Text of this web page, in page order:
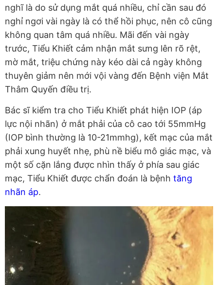
nghĩ là do sử dụng mắt quá nhiều, chỉ cần sau đó
nghỉ ngơi vài ngày là có thể hồi phục, nên cô cũng
không quan tâm quá nhiều. Mãi đến vài ngày
trước, Tiểu Khiết cảm nhận mắt sưng lên rõ rệt,
mờ mắt, triệu chứng này kéo dài cả ngày không
thuyên giảm nên mới vội vàng đến Bệnh viện Mắt
Thâm Quyến điều trị.
Bác sĩ kiểm tra cho Tiểu Khiết phát hiện IOP (áp
lực nội nhãn) ở mắt phải của cô cao tới 55mmHg
(IOP bình thường là 10-21mmhg), kết mạc của mắt
phải xung huyết nhẹ, phù nề biểu mô giác mạc, và
một số cặn lắng được nhìn thấy ở phía sau giác
mạc, Tiểu Khiết được chẩn đoán là bệnh tăng
nhãn áp.